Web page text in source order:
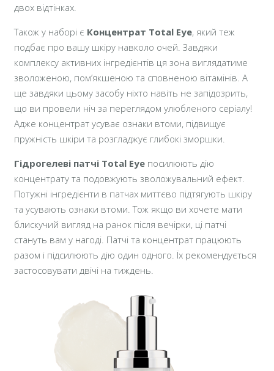
двох відтінках.
Також у наборі є Концентрат Total Eye, який теж
подбає про вашу шкіру навколо очей. Завдяки
комплексу активних інгредієнтів ця зона виглядатиме
зволоженою, пом’якшеною та сповненою вітамінів. А
ще завдяки цьому засобу ніхто навіть не запідозрить,
що ви провели ніч за переглядом улюбленого серіалу!
Адже концентрат усуває ознаки втоми, підвищує
пружність шкіри та розгладжує глибокі зморшки.
Гідрогелеві патчі Total Eyeпосилюють дію
концентрату та подовжують зволожувальний ефект.
Потужні інгредієнти в патчах миттєво підтягують шкіру
та усувають ознаки втоми. Тож якщо ви хочете мати
блискучий вигляд на ранок після вечірки, ці патчі
стануть вам у нагоді. Патчі та концентрат працюють
разом і підсилюють дію один одного. Їх рекомендується
застосовувати двічі на тиждень.